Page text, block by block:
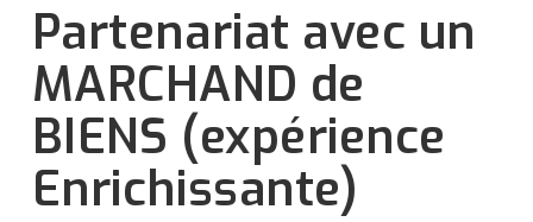
Partenariat avec un
MARCHAND de
BIENS (expérience
Enrichissante)